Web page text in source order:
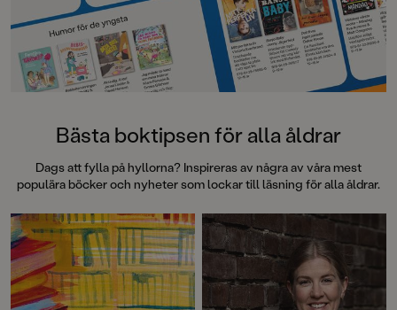
Bästa boktipsen för alla åldrar
Dags att fylla på hyllorna? Inspireras av några av våra mest
populära böcker och nyheter som lockar till läsning för alla åldrar.